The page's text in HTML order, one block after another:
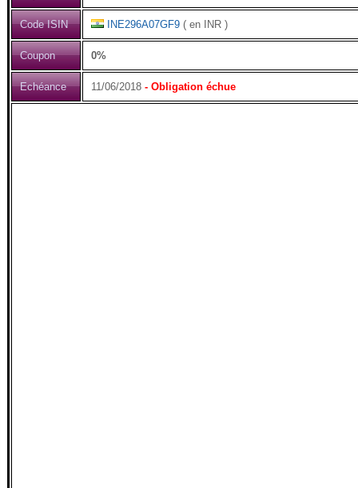
Code ISIN INE296A07GF9 ( en INR )
Coupon 0%
Echéance 11/06/2018 - Obligation échue